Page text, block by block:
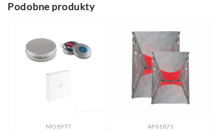
Podobne produkty
MO8977 AP61873